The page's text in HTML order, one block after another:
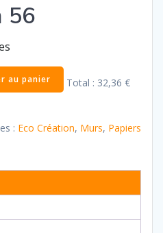
56
au panier Total : 32,36 €
: Eco Création, Murs, Papiers